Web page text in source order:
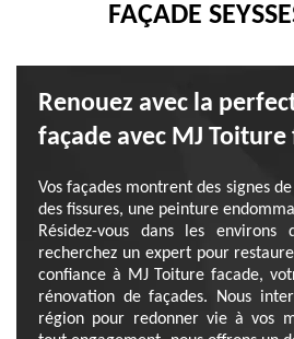
FAÇADE
Renouez avec la
façade avec MJ Toiture
Vos façades montrent des signes
des fissures, une peinture
Résidez-vous dans les environs
recherchez un expert pour
confiance à MJ Toiture facade,
rénovation de façades. Nous
région pour redonner vie à vos